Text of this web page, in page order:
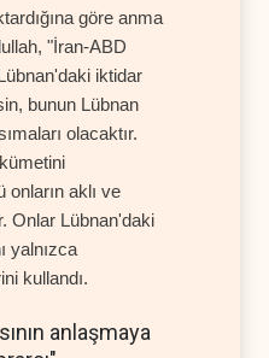
göre anma
"İran-ABD
iktidar
bunun Lübnan
olacaktır.
aklı ve
Onlar Lübnan'daki
yalnızca
kullandı.
anlaşmaya